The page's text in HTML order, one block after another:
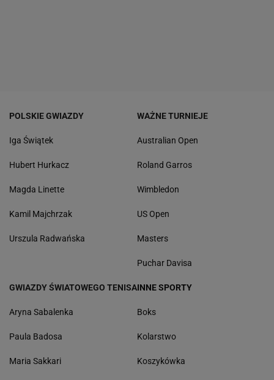
POLSKIE GWIAZDY
Iga Świątek
Hubert Hurkacz
Magda Linette
Kamil Majchrzak
Urszula Radwańska
WAŻNE TURNIEJE
Australian Open
Roland Garros
Wimbledon
US Open
Masters
Puchar Davisa
GWIAZDY ŚWIATOWEGO TENISA
Aryna Sabalenka
Paula Badosa
Maria Sakkari
INNE SPORTY
Boks
Kolarstwo
Koszykówka